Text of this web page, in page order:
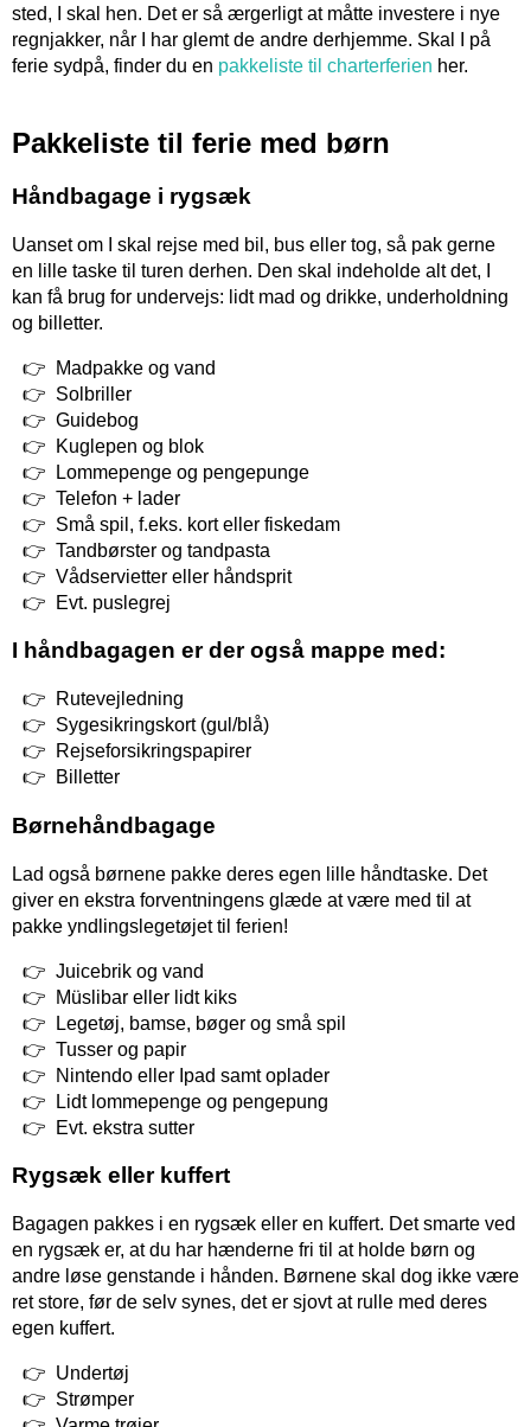
sted, I skal hen. Det er så ærgerligt at måtte investere i nye
regnjakker, når I har glemt de andre derhjemme. Skal I på
ferie sydpå, finder du en pakkeliste til charterferien her.
Pakkeliste til ferie med børn
Håndbagage i rygsæk
Uanset om I skal rejse med bil, bus eller tog, så pak gerne
en lille taske til turen derhen. Den skal indeholde alt det, I
kan få brug for undervejs: lidt mad og drikke, underholdning
og billetter.
Madpakke og vand
Solbriller
Guidebog
Kuglepen og blok
Lommepenge og pengepunge
Telefon + lader
Små spil, f.eks. kort eller fiskedam
Tandbørster og tandpasta
Vådservietter eller håndsprit
Evt. puslegrej
I håndbagagen er der også mappe med:
Rutevejledning
Sygesikringskort (gul/blå)
Rejseforsikringspapirer
Billetter
Børnehåndbagage
Lad også børnene pakke deres egen lille håndtaske. Det
giver en ekstra forventningens glæde at være med til at
pakke yndlingslegetøjet til ferien!
Juicebrik og vand
Müslibar eller lidt kiks
Legetøj, bamse, bøger og små spil
Tusser og papir
Nintendo eller Ipad samt oplader
Lidt lommepenge og pengepung
Evt. ekstra sutter
Rygsæk eller kuffert
Bagagen pakkes i en rygsæk eller en kuffert. Det smarte ved
en rygsæk er, at du har hænderne fri til at holde børn og
andre løse genstande i hånden. Børnene skal dog ikke være
ret store, før de selv synes, det er sjovt at rulle med deres
egen kuffert.
Undertøj
Strømper